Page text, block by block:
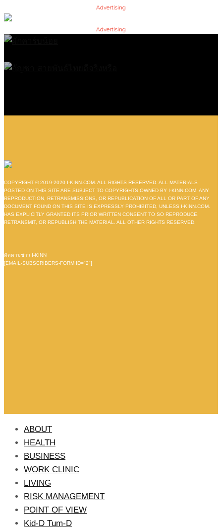
Advertising
Advertising
COPYRIGHT © 2019-2020 I-KINN.COM. ALL RIGHTS RESERVED. ALL MATERIALS
POSTED ON THIS SITE ARE SUBJECT TO COPYRIGHTS OWNED BY I-KINN.COM. ANY
REPRODUCTION, RETRANSMISSIONS, OR REPUBLICATION OF ALL OR PART OF ANY
DOCUMENT FOUND ON THIS SITE IS EXPRESSLY PROHIBITED, UNLESS I-KINN.COM.
HAS EXPLICITLY GRANTED ITS PRIOR WRITTEN CONSENT TO SO REPRODUCE,
RETRANSMIT, OR REPUBLISH THE MATERIAL. ALL OTHER RIGHTS RESERVED.
ติดตามข่าว I-KINN
[EMAIL-SUBSCRIBERS-FORM ID="2"]
ABOUT
HEALTH
BUSINESS
WORK CLINIC
LIVING
RISK MANAGEMENT
POINT OF VIEW
Kid-D Tum-D